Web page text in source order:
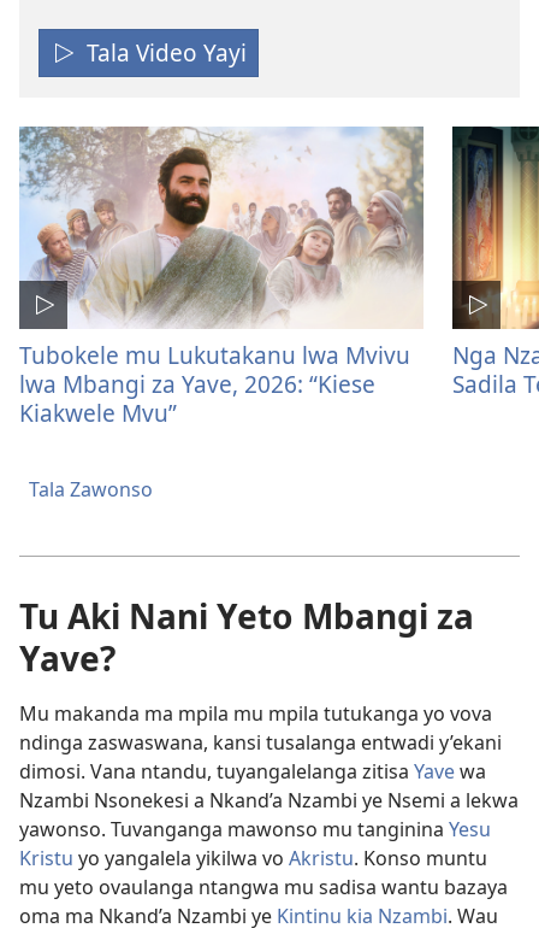
Tala Video Yayi
Tubokele mu Lukutakanu lwa Mvivu
lwa Mbangi za Yave, 2026: “Kiese
Kiakwele Mvu”
Nga
Sadila
Tala Zawonso
Tu Aki Nani Yeto Mbangi za
Yave?
Mu makanda ma mpila mu mpila tutukanga yo vova
ndinga zaswaswana, kansi tusalanga entwadi y’ekani
dimosi. Vana ntandu, tuyangalelanga zitisa Yavewa
Nzambi Nsonekesi a Nkand’a Nzambi ye Nsemi a lekwa
yawonso. Tuvanganga mawonso mu tanginina Yesu
Kristu yo yangalela yikilwa vo Akristu. Konso muntu
mu yeto ovaulanga ntangwa mu sadisa wantu bazaya
oma ma Nkand’a Nzambi ye Kintinu kia Nzambi. Wau